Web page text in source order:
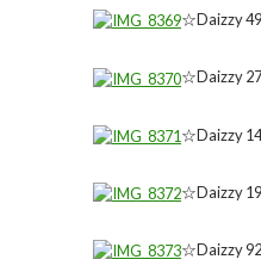
☆Daizzy
☆Daizzy
☆Daizzy
☆Daizzy
☆Daizzy